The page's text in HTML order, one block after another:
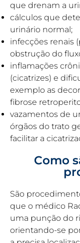
que drenam a
cálculos que
urinário normal;
infecções renais
obstrução do
inflamações
(cicatrizes) e
exemplo as
fibrose
vazamentos de
órgãos do trato
facilitar a
Como
São
que o médico
uma punção do
orientando-se